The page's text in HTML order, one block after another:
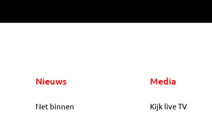
Nieuws
Net binnen
Media
Kijk live TV